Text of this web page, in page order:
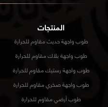
المنتجات
طوب واجهة حديث مقاوم للحرارة
طوب واجهة بلاك مقاوم للحرارة
طوب واجهة رستيك مقاوم للحرارة
طوب واجهة صخري مقاوم للحرارة
طوب أرضي مقاوم للحرارة